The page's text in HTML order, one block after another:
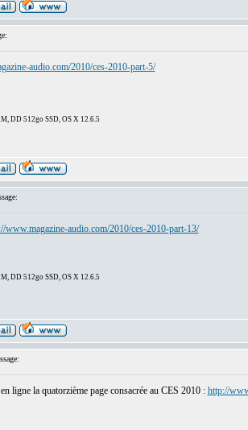
audio.com/2010/ces-2010-part-5/
DD 512go SSD, OS X 12.6.5
www.magazine-audio.com/2010/ces-2010-part-13/
DD 512go SSD, OS X 12.6.5
ligne la quatorzième page consacrée au CES 2010 : http://